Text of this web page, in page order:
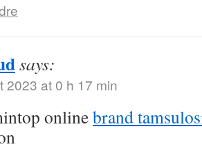
says:
2023 at 0 h 17 min
onlinebrand